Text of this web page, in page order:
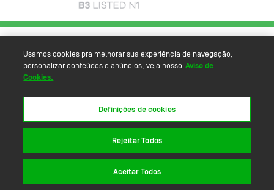
Usamos cookies pra melhorar sua experiência de navegação,
personalizar conteúdos e anúncios, veja nosso Aviso de
Cookies.
Definições de cookies
Rejeitar Todos
Aceitar Todos